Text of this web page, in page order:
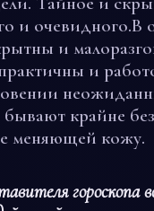
и
и
и
бывают крайне
меняющей кожу.
гороскопа